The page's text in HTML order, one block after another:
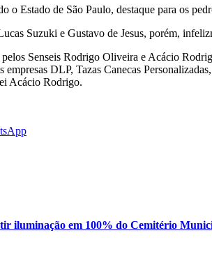
o Estado de São Paulo, destaque para os
Suzuki e Gustavo de Jesus, porém,
Senseis Rodrigo Oliveira e Acácio
empresas DLP, Tazas Canecas
Acácio Rodrigo.
iluminação em 100% do Cemitério